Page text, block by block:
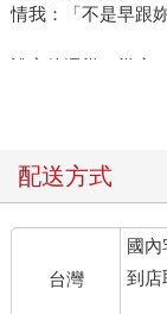
情我：「不是早跟
說完他還聳了聳肩
華佑惟則有些手忙
那個妳從國中開始
而房之羽一臉震驚
「陳書海，如果妳
配送方式
台灣
國內
到店